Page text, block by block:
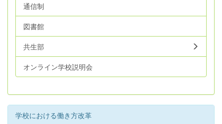
通信制
図書館
共生部
オンライン学校説明会
学校における働き方改革